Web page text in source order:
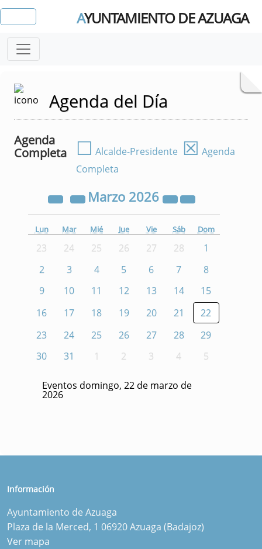
AYUNTAMIENTO DE AZUAGA
Agenda del Día
Agenda
Completa
☐ Alcalde-Presidente ☒ Agenda
Completa
Marzo 2026
Lun Mar Mié Jue Vie Sáb Dom
23 24 25 26 27 28
1
2
3 4 5 6 7
8
9
10 11 12 13 14
15
16
17 18 19 20 21
22
23
24 25 26 27 28
29
30
31 1 2 3 4 5
Eventos domingo, 22 de marzo de
2026
Información
Ayuntamiento de Azuaga
Plaza de la Merced, 1 06920 Azuaga (Badajoz)
Ver mapa